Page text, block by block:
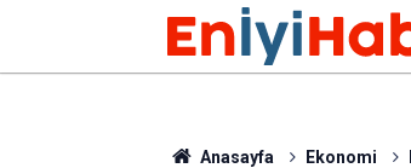
Anasayfa Ekonomi